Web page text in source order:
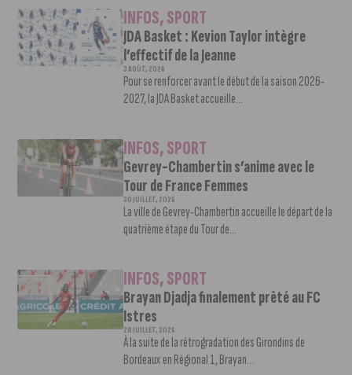
INFOS,SPORT
JDA Basket : Kevion Taylor intègre
l’effectif de la Jeanne
3 AOÛT, 2026
Pour se renforcer avant le début de la saison 2026-
2027, la JDA Basket accueille...
INFOS,SPORT
Gevrey-Chambertin s’anime avec le
Tour de France Femmes
30 JUILLET, 2026
La ville de Gevrey-Chambertin accueille le départ de la
quatrième étape du Tour de...
INFOS,SPORT
Brayan Djadja finalement prêté au FC
Istres
28 JUILLET, 2026
À la suite de la rétrogradation des Girondins de
Bordeaux en Régional 1, Brayan...